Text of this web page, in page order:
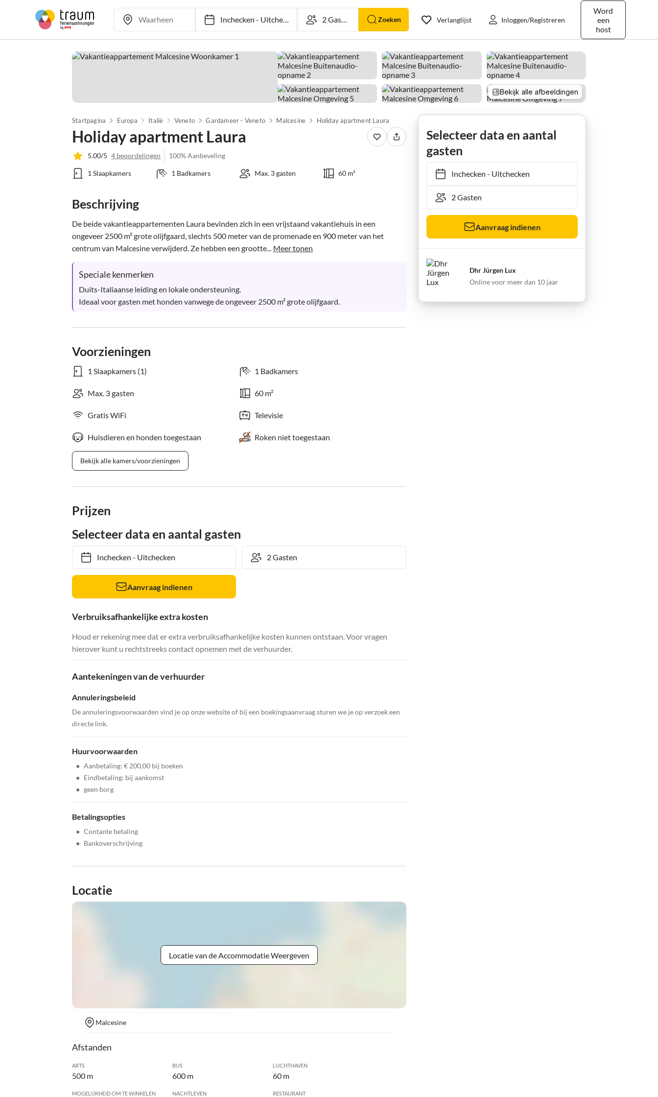
Inchecken- Uitchecken Zoeken
Word
een
host
Verlanglijst Inloggen/Registreren
Bekijk alle afbeeldingen
Startpagina Europa Italië Veneto Gardameer - Veneto Malcesine Holiday apartment Laura
Holiday apartment Laura
5.00/5 4 beoordelingen 100% Aanbeveling
1 Slaapkamers 1 Badkamers Max. 3 gasten 60 m²
Beschrijving
De beide vakantieappartementen Laura bevinden zich in een vrijstaand vakantiehuis in een
ongeveer 2500 m² grote olijfgaard, slechts 500 meter van de promenade en 900 meter van het
centrum van Malcesine verwijderd. Ze hebben een grootte... Meer tonen
Speciale kenmerken
Duits-Italiaanse leiding en lokale ondersteuning.
Ideaal voor gasten met honden vanwege de ongeveer 2500 m² grote olijfgaard.
Voorzieningen
1 Slaapkamers (1) 1 Badkamers
Max. 3 gasten 60 m²
Gratis WiFi Televisie
Huisdieren en honden toegestaan Roken niet toegestaan
Bekijk alle kamers/voorzieningen
Prijzen
Selecteer data en aantal gasten
Inchecken- Uitchecken
Aanvraag indienen
Verbruiksafhankelijke extra kosten
Houd er rekening mee dat er extra verbruiksafhankelijke kosten kunnen ontstaan. Voor vragen
hierover kunt u rechtstreeks contact opnemen met de verhuurder.
Aantekeningen van de verhuurder
Annuleringsbeleid
De annuleringsvoorwaarden vind je op onze website of bij een boekingsaanvraag sturen we je op verzoek een
directe link.
Huurvoorwaarden
• Aanbetaling: € 200,00 bij boeken
• Eindbetaling: bij aankomst
• geen borg
Betalingsopties
• Contante betaling
• Bankoverschrijving
Locatie
Locatie van de Accommodatie Weergeven
Malcesine
Afstanden
ARTS
500 m
BUS
600 m
LUCHTHAVEN
60 m
MOGELIJKHEID OM TE WINKELEN NACHTLEVEN RESTAURANT
Selecteer data en aantal
gasten
Inchecken- Uitchecken
Aanvraag indienen
Dhr Jürgen Lux
Online voor meer dan 10 jaar